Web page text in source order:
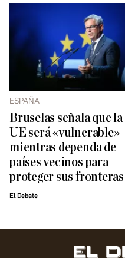
ESPAÑA
Bruselas señala que la
UE será «vulnerable»
mientras dependa de
países vecinos para
proteger sus fronteras
El Debate